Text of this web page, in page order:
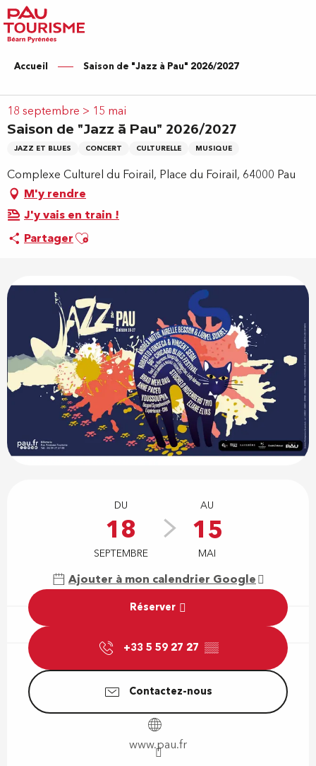
Aller
au
contenu
principal
Accueil Saison de "Jazz à Pau" 2026/2027
18 septembre > 15 mai
Saison de "Jazz à Pau" 2026/2027
JAZZ ET BLUES CONCERT CULTURELLE MUSIQUE
Complexe Culturel du Foirail, Place du Foirail, 64000 Pau
M'y rendre
J'y vais en train !
PartagerAjouter aux favoris
DU
18
SEPTEMBRE
AU
15
MAI
Ajouter à mon calendrier Google
Réserver
+33 5 59 27 27 ▒▒
Contactez-nous
www.pau.fr